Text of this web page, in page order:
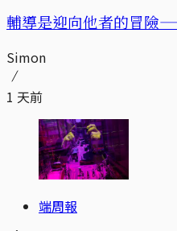
輔導是迎向他者的冒險
Simon
1 天前
端周報